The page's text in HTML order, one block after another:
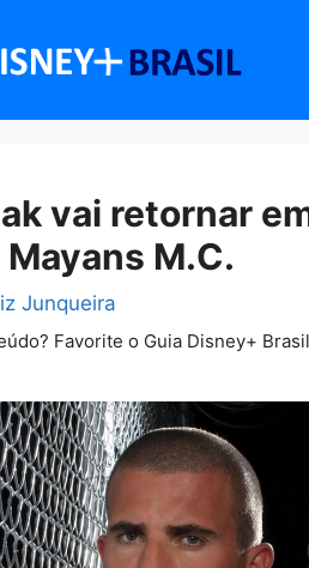
vai retornar
M.C.
Junqueira
Favorite o Guia Disney+